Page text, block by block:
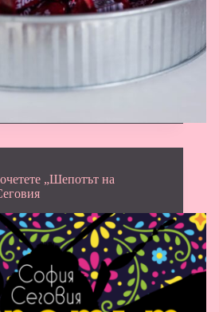
„Шепотът на